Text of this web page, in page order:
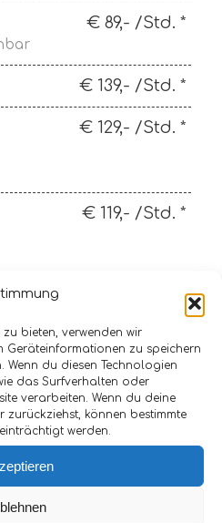
bieten, verwenden wir
Geräteinformationen zu speichern
du diesen Technologien
das Surfverhalten oder
verarbeiten. Wenn du deine
können bestimmte
werden.
€ 89,- /Std. *
€ 139,- /Std. *
€ 129,- /Std. *
€ 119,- /Std. *
€ 109,- /Std. *
– Preisangabe für 2